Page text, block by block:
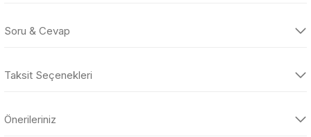
Soru & Cevap
Ürün hakkında henüz soru sorulmamış.
Taksit Seçenekleri
Önerileriniz